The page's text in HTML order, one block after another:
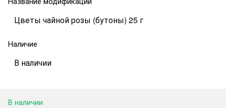
Цветы чайной розы (бутоны) 25 г
Наличие
В наличии
В наличии